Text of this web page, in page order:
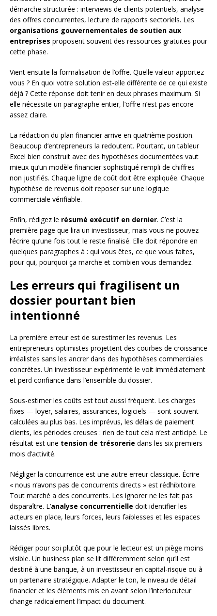
démarche structurée : interviews de clients potentiels, analyse
des offres concurrentes, lecture de rapports sectoriels. Les
organisations gouvernementales de soutien aux
entreprises proposent souvent des ressources gratuites pour
cette phase.
Vient ensuite la formalisation de l’offre. Quelle valeur apportez-
vous ? En quoi votre solution est-elle différente de ce qui existe
déjà ? Cette réponse doit tenir en deux phrases maximum. Si
elle nécessite un paragraphe entier, l’offre n’est pas encore
assez claire.
La rédaction du plan financier arrive en quatrième position.
Beaucoup d’entrepreneurs la redoutent. Pourtant, un tableur
Excel bien construit avec des hypothèses documentées vaut
mieux qu’un modèle financier sophistiqué rempli de chiffres
non justifiés. Chaque ligne de coût doit être expliquée. Chaque
hypothèse de revenus doit reposer sur une logique
commerciale vérifiable.
Enfin, rédigez le résumé exécutif en dernier. C’est la
première page que lira un investisseur, mais vous ne pouvez
l’écrire qu’une fois tout le reste finalisé. Elle doit répondre en
quelques paragraphes à : qui vous êtes, ce que vous faites,
pour qui, pourquoi ça marche et combien vous demandez.
Les erreurs qui fragilisent un
dossier pourtant bien
intentionné
La première erreur est de surestimer les revenus. Les
entrepreneurs optimistes projettent des courbes de croissance
irréalistes sans les ancrer dans des hypothèses commerciales
concrètes. Un investisseur expérimenté le voit immédiatement
et perd confiance dans l’ensemble du dossier.
Sous-estimer les coûts est tout aussi fréquent. Les charges
fixes — loyer, salaires, assurances, logiciels — sont souvent
calculées au plus bas. Les imprévus, les délais de paiement
clients, les périodes creuses : rien de tout cela n’est anticipé. Le
résultat est une tension de trésorerie dans les six premiers
mois d’activité.
Négliger la concurrence est une autre erreur classique. Écrire
« nous n’avons pas de concurrents directs » est rédhibitoire.
Tout marché a des concurrents. Les ignorer ne les fait pas
disparaître. L’analyse concurrentielle doit identifier les
acteurs en place, leurs forces, leurs faiblesses et les espaces
laissés libres.
Rédiger pour soi plutôt que pour le lecteur est un piège moins
visible. Un business plan se lit différemment selon qu’il est
destiné à une banque, à un investisseur en capital-risque ou à
un partenaire stratégique. Adapter le ton, le niveau de détail
financier et les éléments mis en avant selon l’interlocuteur
change radicalement l’impact du document.